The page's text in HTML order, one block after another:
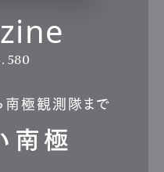
580
南極観測隊まで
南極